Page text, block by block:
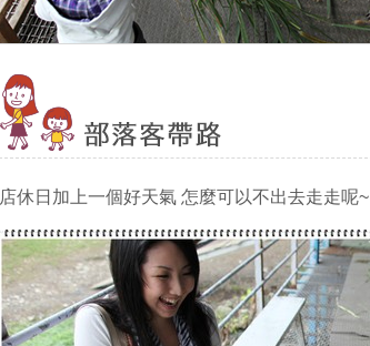
店休日加上一個好天氣 怎麼可以不出去走走呢~